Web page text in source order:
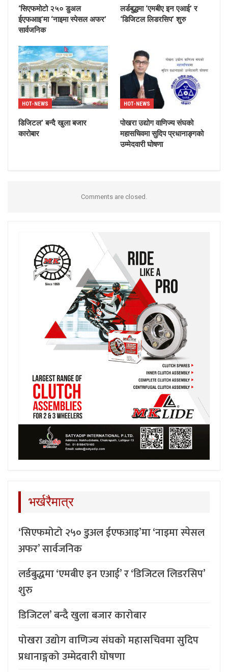
‘सिएफमोटो २५० डुअल
ईएफआइ’मा ‘नाइमा स्पेसल अफर’
सार्वजनिक
लर्डबुद्धमा ‘एमबीए इन एआई’ र
‘डिजिटल लिडरसिप’ शुरु
HOT-NEWS
डिजिटल’ बन्दै खुला बजार
कारोबार
HOT-NEWS
पोखरा उद्योग वाणिज्य संघको
महासचिवमा सुदिप प्रधानाङ्गको
उम्मेदवारी घोषणा
Comments are closed.
भर्खरैमात्र
‘सिएफमोटो २५० डुअल ईएफआइ’मा ‘नाइमा स्पेसल
अफर’ सार्वजनिक
लर्डबुद्धमा ‘एमबीए इन एआई’ र ‘डिजिटल लिडरसिप’
शुरु
डिजिटल’ बन्दै खुला बजार कारोबार
पोखरा उद्योग वाणिज्य संघको महासचिवमा सुदिप
प्रधानाङ्गको उम्मेदवारी घोषणा